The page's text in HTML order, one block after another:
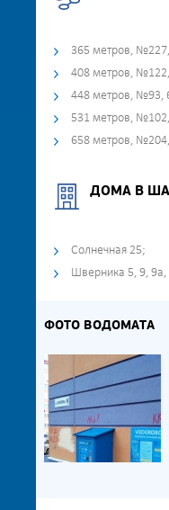
365 метров,
408 метров,
448 метров, №93,
531 метров,
658 метров,
ДОМА В
Солнечная 25;
Шверника 5, 9, 9а,
ФОТО ВОДОМАТА